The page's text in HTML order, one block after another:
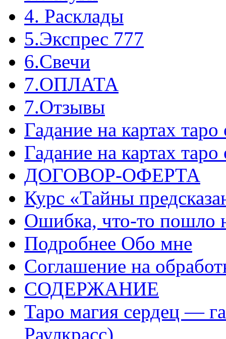
4. Расклады
5.Экспрес 777
6.Свечи
7.ОПЛАТА
7.Отзывы
Гадание на картах
Гадание на картах
ДОГОВОР-ОФЕРТА
Курс «Тайны
Ошибка, что-то пошло
Подробнее Обо мне
Соглашение на
СОДЕРЖАНИЕ
Таро магия сердец —
Раулкрасс)